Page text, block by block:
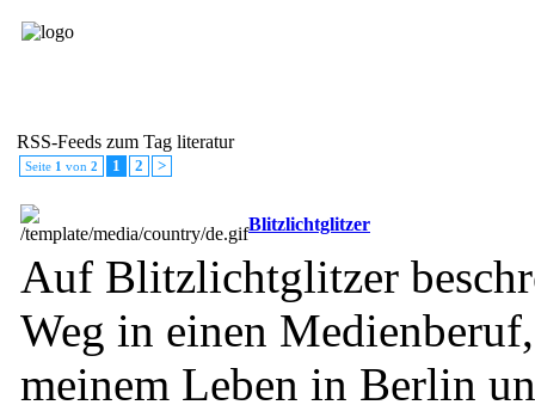
RSS-Feeds zum Tag literatur
Seite 1 von 2 1 2 >
Blitzlichtglitzer
Auf Blitzlichtglitzer
Weg in einen
meinem Leben in Berlin